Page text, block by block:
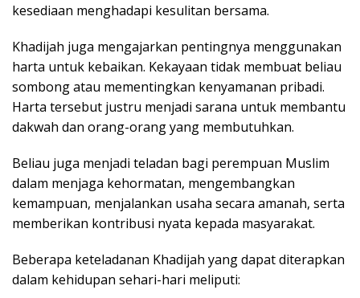
kesediaan menghadapi kesulitan bersama.
Khadijah juga mengajarkan pentingnya menggunakan
harta untuk kebaikan. Kekayaan tidak membuat beliau
sombong atau mementingkan kenyamanan pribadi.
Harta tersebut justru menjadi sarana untuk membantu
dakwah dan orang-orang yang membutuhkan.
Beliau juga menjadi teladan bagi perempuan Muslim
dalam menjaga kehormatan, mengembangkan
kemampuan, menjalankan usaha secara amanah, serta
memberikan kontribusi nyata kepada masyarakat.
Beberapa keteladanan Khadijah yang dapat diterapkan
dalam kehidupan sehari-hari meliputi: